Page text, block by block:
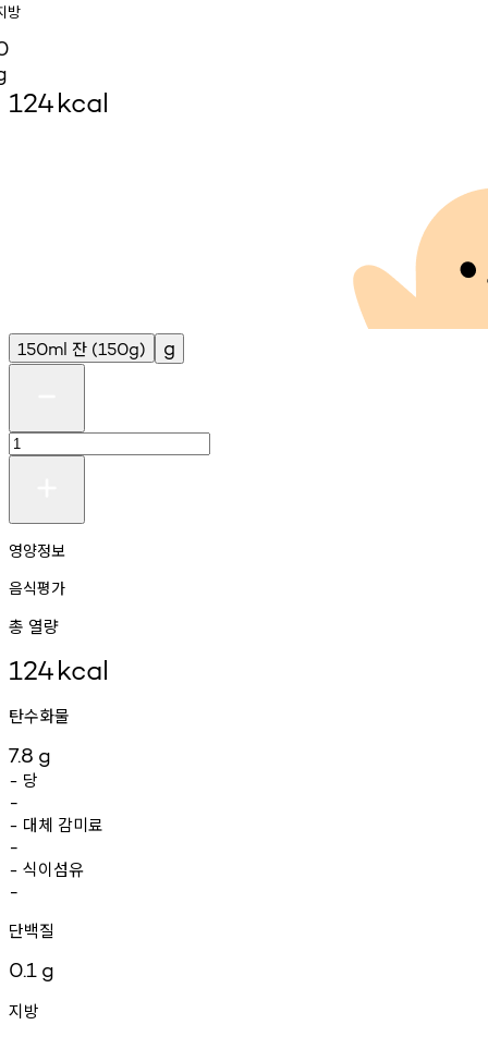
방
124kcal
150ml 잔 (150g) g
영양정보
음식평가
총 열량
124kcal
탄수화물
7.8 g
- 당
-
- 대체 감미료
-
- 식이섬유
-
단백질
0.1 g
지방